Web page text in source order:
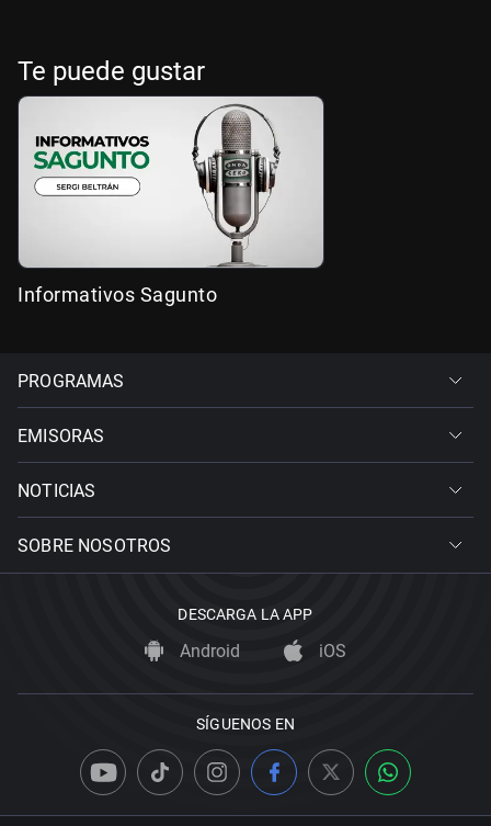
Te puede gustar
Informativos Sagunto
PROGRAMAS
EMISORAS
NOTICIAS
SOBRE NOSOTROS
DESCARGA LA APP
Android iOS
SÍGUENOS EN